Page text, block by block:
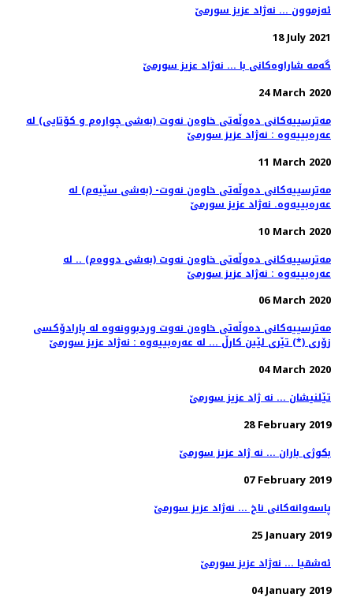
ئەزموون ... نەژاد عزیز سورمێ
18 July 2021
گه‌مه‌ شاراوه‌كانی با ... نه‌ژاد عزیز سورمێ
24 March 2020
مه‌ترسییه‌كانی ده‌وڵه‌تی خاوه‌ن نه‌وت (به‌شی چواره‌م و كۆتایی) له‌
عه‌ره‌بییه‌وه‌ : نه‌ژاد عزیز سورمێ
11 March 2020
مه‌ترسییه‌كانی ده‌وڵه‌تی خاوه‌ن نه‌وت- (به‌شی سێیه‌م) له‌
عه‌ره‌بییه‌وه. نه‌ژاد عزیز سورمێ
10 March 2020
مه‌ترسییه‌كانی ده‌وڵه‌تی خاوه‌ن نه‌وت (به‌شی دووه‌م) .. له‌
عه‌ره‌بییه‌وه‌ : نه‌ژاد عزیز سورمێ
06 March 2020
مه‌ترسییه‌كانی ده‌وڵه‌تی خاوه‌ن نه‌وت وردبوونه‌وه‌ له‌ پارادۆكسی
زۆری (*) تێری لێین كارڵ ... له‌ عه‌ره‌بییه‌وه‌ : نه‌ژاد عزیز سورمێ
04 March 2020
تێلنیشان ... نه ژاد عزیز سورمێ
28 February 2019
بكوژی باران ... نه ژاد عزیز سورمێ
07 February 2019
25 January 2019
ئه‌شقیا ... نه‌ژاد عزیز سورمێ
04 January 2019